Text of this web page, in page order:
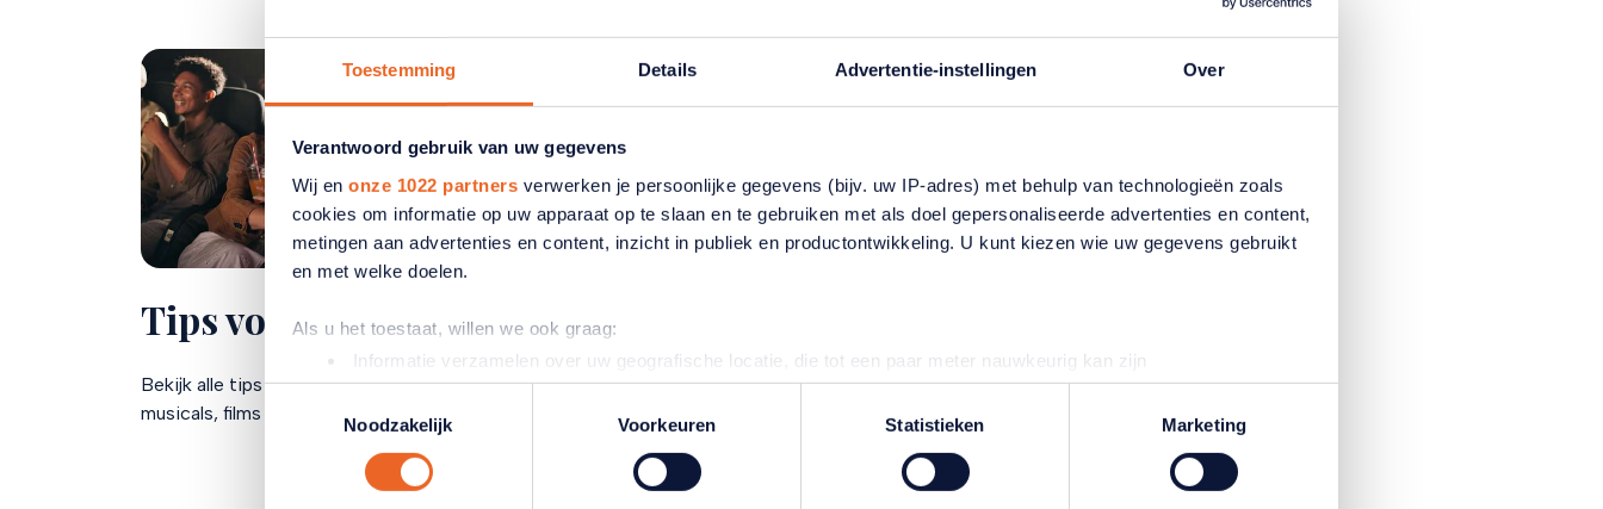
Toestemming Details Advertentie-instellingen Over
Verantwoord gebruik van uw gegevens
Wij en onze 1022 partners verwerken je persoonlijke gegevens (bijv. uw IP-adres) met behulp van technologieën zoals
cookies om informatie op uw apparaat op te slaan en te gebruiken met als doel gepersonaliseerde advertenties en content,
metingen aan advertenties en content, inzicht in publiek en productontwikkeling. U kunt kiezen wie uw gegevens gebruikt
en met welke doelen.
Als u het toestaat, willen we ook graag:
Informatie verzamelen over uw geografische locatie, die tot een paar meter nauwkeurig kan zijn
Uw apparaat identificeren door het actief te scannen op specifieke eigenschappen (fingerprinting)
Lees meer over hoe uw persoonlijke gegevens worden verwerkt en stel uw voorkeuren in het
detailgedeeltein. U kunt uw
toestemming op elk moment wijzigen of intrekken in de Cookieverklaring.
Noodzakelijk
Voorkeuren Statistieken Marketing
Tips voor uit
Bekijk alle tips voor een gezellig uitje van
musicals, films en theatervoorstellingen
Tips voor thuis
Bekijk alle tips voor thuis van boeken tot
recepten